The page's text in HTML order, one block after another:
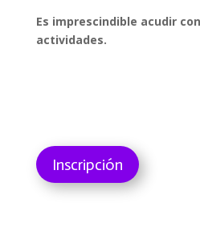
Es imprescindible acudir
actividades.
Inscripción